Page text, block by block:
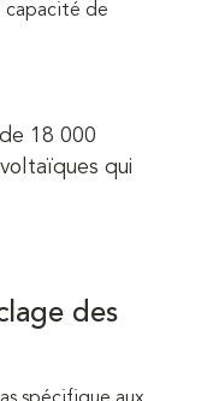
capacité de
18 000
qui
des